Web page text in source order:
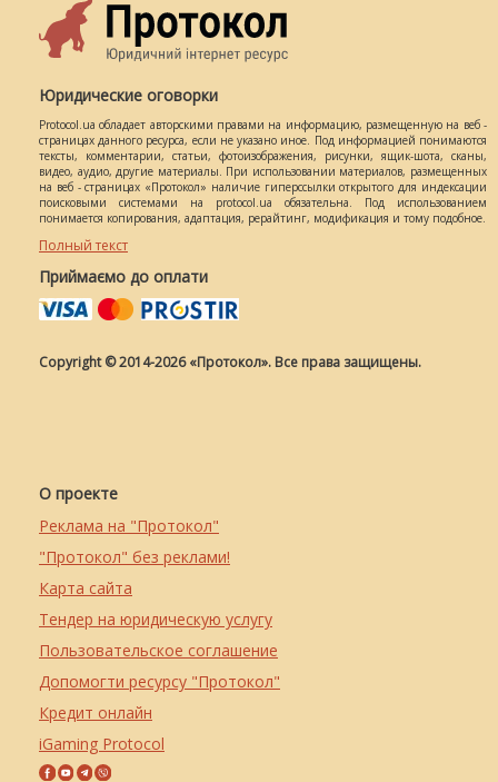
Юридические оговорки
Protocol.ua обладает авторскими правами на информацию, размещенную на веб -
страницах данного ресурса, если не указано иное. Под информацией понимаются
тексты, комментарии, статьи, фотоизображения, рисунки, ящик-шота, сканы,
видео, аудио, другие материалы. При использовании материалов, размещенных
на веб - страницах «Протокол» наличие гиперссылки открытого для индексации
поисковыми системами на protocol.ua обязательна. Под использованием
понимается копирования, адаптация, рерайтинг, модификация и тому подобное.
Полный текст
Приймаємо до оплати
Copyright © 2014-2026 «Протокол». Все права защищены.
О проекте
Реклама на "Протокол"
"Протокол" без реклами!
Карта сайта
Тендер на юридическую услугу
Пользовательское соглашение
Допомогти ресурсу "Протокол"
Кредит онлайн
iGaming Protocol